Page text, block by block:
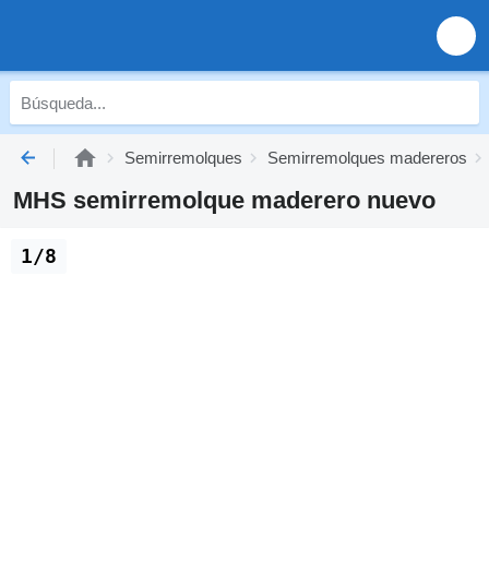
Semirremolques Semirremolques madereros
MHS semirremolque maderero nuevo
1/8